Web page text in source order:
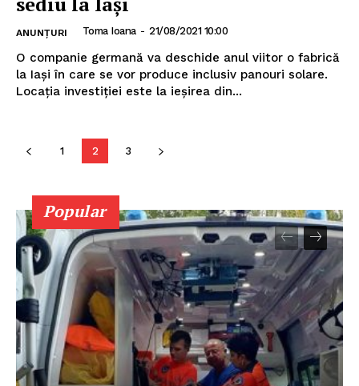
ANUNȚURI Toma Ioana - 21/08/2021 10:00
O companie germană va deschide anul viitor o fabrică
la Iași în care se vor produce inclusiv panouri solare.
Locația investiției este la ieșirea din...
1 2 3
Popular